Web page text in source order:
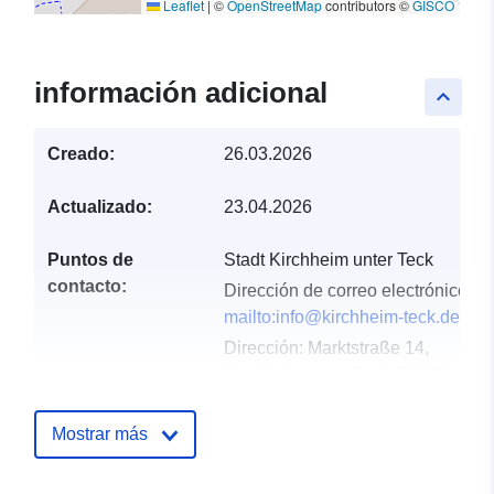
Leaflet | ©OpenStreetMapcontributors ©GISCO
keyboard_arrow_up
información adicional
Creado: 26.03.2026
Actualizado: 23.04.2026
Puntos de
contacto:
Stadt Kirchheim unter Teck
Dirección de correo electrónico:
mailto:info@kirchheim-teck.de
Dirección: Marktstraße 14,
Mostrar más